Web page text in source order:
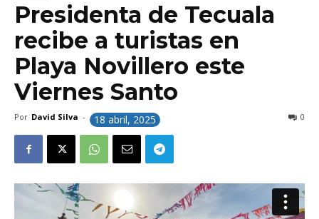
Presidenta de Tecuala
recibe a turistas en
Playa Novillero este
Viernes Santo
Por David Silva - 18 abril, 2025 0